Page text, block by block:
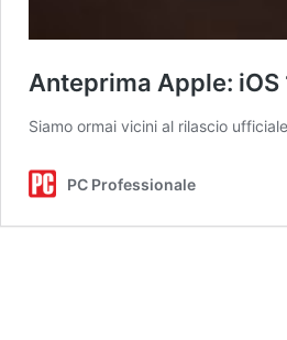
Anteprima Apple: iOS
Siamo ormai vicini al rilascio
PC Professionale